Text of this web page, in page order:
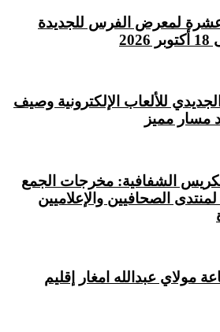
عشرة لمعرض الفرس للجديدة
للألعاب الإلكترونية وصيف
مسار مميز
الشفافية: مخرجات الجمع
لمنتدى الصحافيين والإعلاميين
مولاي عبدالله امغار إقليم